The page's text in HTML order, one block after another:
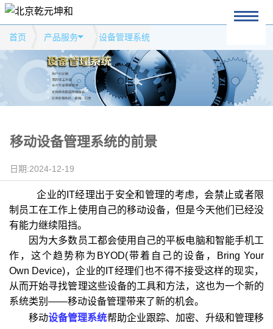
首页 产品服务 设备管理系统
移动设备管理系统的前景
日期:2024-12-19
企业的IT经理出于安全和管理的考虑，会禁止或者限
制员工在工作上使用自己的移动设备，但是今天他们已经没
有能力继续阻挡。
因为大多数员工都会使用自己的平板电脑和智能手机工
作，这个趋势称为BYOD(带着自己的设备，Bring Your
Own Device)，企业的IT经理们也不得不接受这样的现实，
从而开始寻找管理这些设备的工具和方法，这也为一个新的
系统类别——移动设备管理带来了新的机会。
移动设备管理系统帮助企业跟踪、加密、升级和管理移